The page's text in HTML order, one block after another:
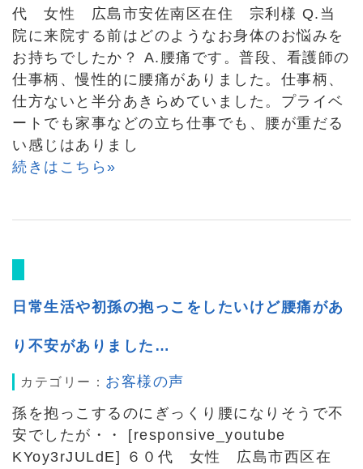
代 女性 広島市安佐南区在住 宗利様 Q.当
院に来院する前はどのようなお身体のお悩みを
お持ちでしたか？ A.腰痛です。普段、看護師の
仕事柄、慢性的に腰痛がありました。仕事柄、
仕方ないと半分あきらめていました。プライベ
ートでも家事などの立ち仕事でも、腰が重だる
い感じはありまし
続きはこちら»
日常生活や初孫の抱っこをしたいけど腰痛があ
り不安がありました…
カテゴリー： お客様の声
孫を抱っこするのにぎっくり腰になりそうで不
安でしたが・・ [responsive_youtube
KYoy3rJULdE] ６０代 女性 広島市西区在